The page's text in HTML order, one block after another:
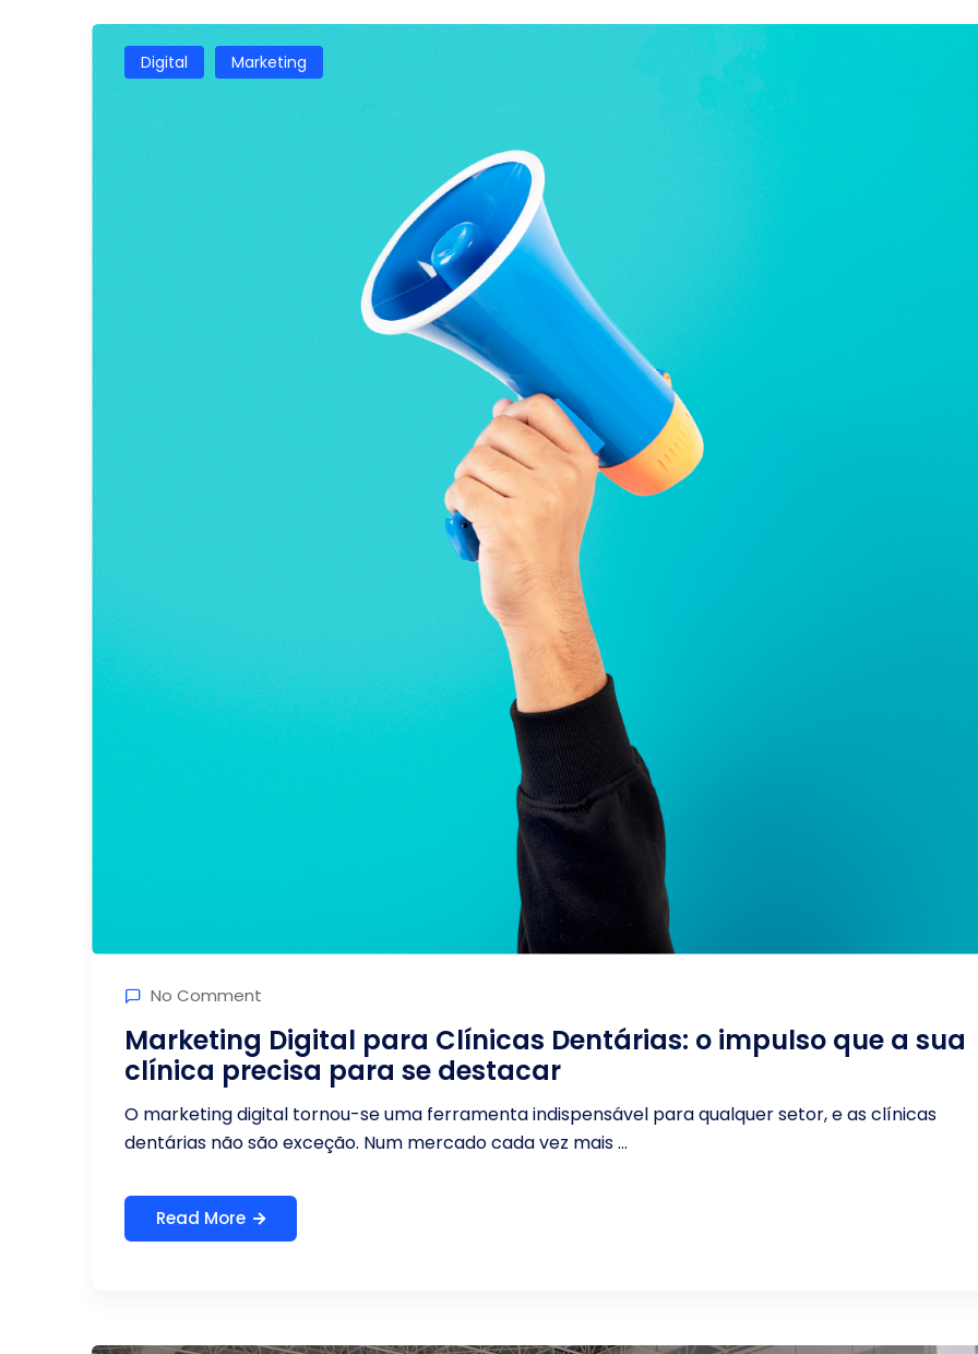
Digital Marketing
No Comment
Marketing Digital para Clínicas Dentárias: o impulso que a sua
clínica precisa para se destacar
O marketing digital tornou-se uma ferramenta indispensável para qualquer setor, e as clínicas
dentárias não são exceção. Num mercado cada vez mais ...
Read More